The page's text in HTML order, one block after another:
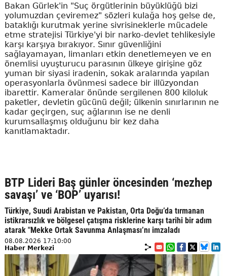
Bakan Gürlek'in "Suç örgütlerinin büyüklüğü bizi
yolumuzdan çeviremez" sözleri kulağa hoş gelse de,
bataklığı kurutmak yerine sivrisineklerle mücadele
etme stratejisi Türkiye'yi bir narko-devlet tehlikesiyle
karşı karşıya bırakıyor. Sınır güvenliğini
sağlayamayan, limanları etkin denetlemeyen ve en
önemlisi uyuşturucu parasının ülkeye girişine göz
yuman bir siyasi iradenin, sokak aralarında yapılan
operasyonlarla övünmesi sadece bir illüzyondan
ibarettir. Kameralar önünde sergilenen 800 kiloluk
paketler, devletin gücünü değil; ülkenin sınırlarının ne
kadar geçirgen, suç ağlarının ise ne denli
kurumsallaşmış olduğunu bir kez daha
kanıtlamaktadır.
BTP Lideri Baş günler öncesinden ‘mezhep
savaşı’ ve ‘BOP’ uyarısı!
Türkiye, Suudi Arabistan ve Pakistan, Orta Doğu’da tırmanan
istikrarsızlık ve bölgesel çatışma risklerine karşı tarihi bir adım
atarak "Mekke Ortak Savunma Anlaşması’nı imzaladı
08.08.2026 17:10:00
Haber Merkezi